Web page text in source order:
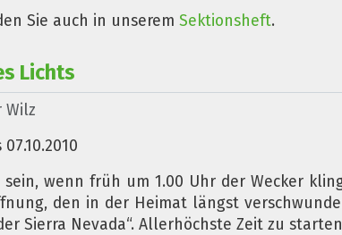
Sie auch in unserem Sektionsheft.
Lichts
Wilz
wenn früh um 1.00 Uhr der Wecker
den in der Heimat längst
Sierra Nevada“. Allerhöchste Zeit zu